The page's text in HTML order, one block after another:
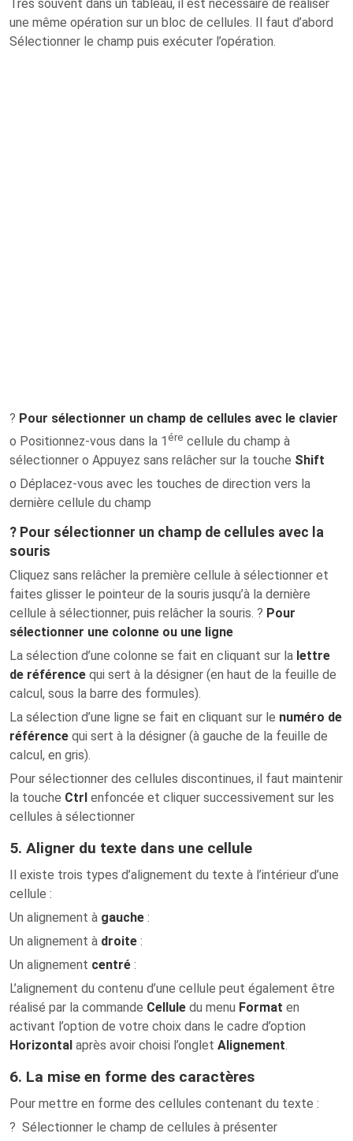
Très souvent dans un tableau, il est nécessaire de réaliser
une même opération sur un bloc de cellules. Il faut d’abord
Sélectionner le champ puis exécuter l’opération.
? Pour sélectionner un champ de cellules avec le clavier
o Positionnez-vous dans la 1 ére cellule du champ à
sélectionner o Appuyez sans relâcher sur la touche Shift
o Déplacez-vous avec les touches de direction vers la
dernière cellule du champ
? Pour sélectionner un champ de cellules avec la
souris
Cliquez sans relâcher la première cellule à sélectionner et
faites glisser le pointeur de la souris jusqu’à la dernière
cellule à sélectionner, puis relâcher la souris. ? Pour
sélectionner une colonne ou une ligne
La sélection d’une colonne se fait en cliquant sur la lettre
de référence qui sert à la désigner (en haut de la feuille de
calcul, sous la barre des formules).
La sélection d’une ligne se fait en cliquant sur le numéro de
référence qui sert à la désigner (à gauche de la feuille de
calcul, en gris).
Pour sélectionner des cellules discontinues, il faut maintenir
la touche Ctrl enfoncée et cliquer successivement sur les
cellules à sélectionner
5. Aligner du texte dans une cellule
Il existe trois types d’alignement du texte à l’intérieur d’une
cellule :
Un alignement à gauche :
Un alignement à droite :
Un alignement centré :
L’alignement du contenu d’une cellule peut également être
réalisé par la commande Cellule du menu Format en
activant l’option de votre choix dans le cadre d’option
Horizontal après avoir choisi l’onglet Alignement.
6. La mise en forme des caractères
Pour mettre en forme des cellules contenant du texte :
? Sélectionner le champ de cellules à présenter